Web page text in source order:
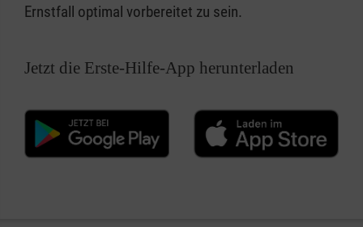
Ernstfall optimal vorbereitet zu sein.
Jetzt die Erste-Hilfe-App herunterladen